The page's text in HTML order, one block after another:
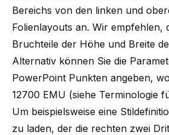
Bereichs von den linken und
Folienlayouts an. Wir empfehlen,
Bruchteile der Höhe und Breite
Alternativ können Sie die
PowerPoint Punkten angeben,
12700 EMU (siehe Terminologie
Um beispielsweise eine
zu laden, der die rechten zwei